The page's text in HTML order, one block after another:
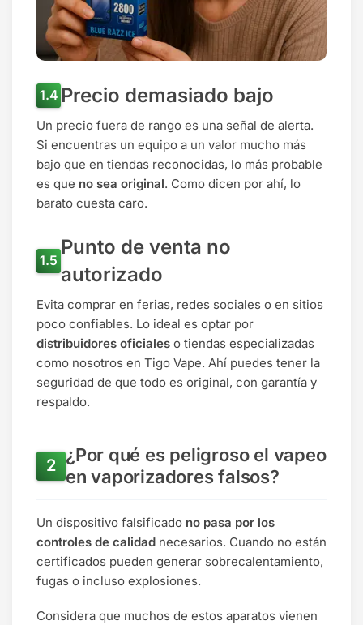
Precio demasiado bajo
Un precio fuera de rango es una señal de alerta.
Si encuentras un equipo a un valor mucho más
bajo que en tiendas reconocidas, lo más probable
es que no sea original. Como dicen por ahí, lo
barato cuesta caro.
Punto de venta no
autorizado
Evita comprar en ferias, redes sociales o en sitios
poco confiables. Lo ideal es optar por
distribuidores oficiales o tiendas especializadas
como nosotros en Tigo Vape. Ahí puedes tener la
seguridad de que todo es original, con garantía y
respaldo.
¿Por qué es peligroso el vapeo
en vaporizadores falsos?
Un dispositivo falsificado no pasa por los
controles de calidad necesarios. Cuando no están
certificados pueden generar sobrecalentamiento,
fugas o incluso explosiones.
Considera que muchos de estos aparatos vienen